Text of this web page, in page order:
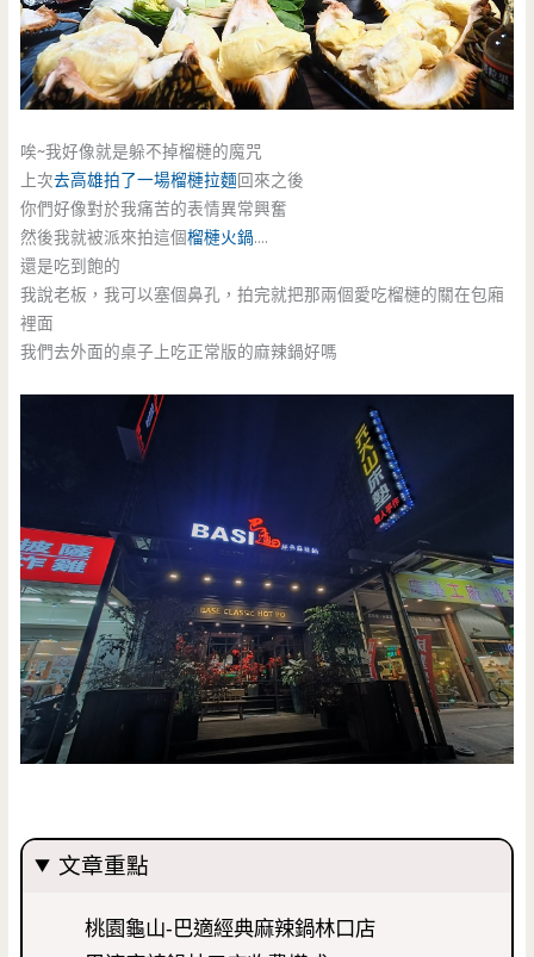
唉~我好像就是躲不掉榴槤的魔咒
上次去高雄拍了一場榴槤拉麵回來之後
你們好像對於我痛苦的表情異常興奮
然後我就被派來拍這個榴槤火鍋….
還是吃到飽的
我說老板，我可以塞個鼻孔，拍完就把那兩個愛吃榴槤的關在包廂
裡面
我們去外面的桌子上吃正常版的麻辣鍋好嗎
文章重點
桃園龜山-巴適經典麻辣鍋林口店